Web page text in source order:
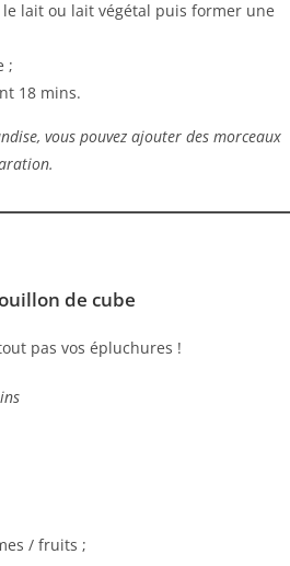
lait ou lait végétal puis former une
;
18 mins.
vous pouvez ajouter des morceaux
de cube
pas vos épluchures !
/ fruits ;